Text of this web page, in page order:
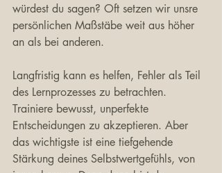
würdest du sagen? Oft setzen wir unsre
persönlichen Maßstäbe weit aus höher
an als bei anderen.
Langfristig kann es helfen, Fehler als Teil
des Lernprozesses zu betrachten.
Trainiere bewusst, unperfekte
Entscheidungen zu akzeptieren. Aber
das wichtigste ist eine tiefgehende
Stärkung deines Selbstwertgefühls, von